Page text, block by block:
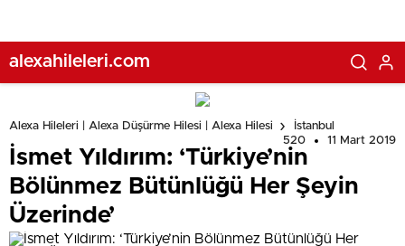
alexahileleri.com
Alexa Hileleri | Alexa Düşürme Hilesi | Alexa Hilesi
İstanbul
520
11 Mart 2019
İsmet Yıldırım: ‘Türkiye’nin
Bölünmez Bütünlüğü Her Şeyin
Üzerinde’